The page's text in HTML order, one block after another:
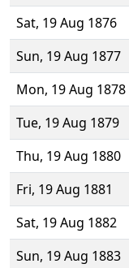
Sat, 19 Aug 1876
Sun, 19 Aug 1877
Mon, 19 Aug 1878
Tue, 19 Aug 1879
Thu, 19 Aug 1880
Fri, 19 Aug 1881
Sat, 19 Aug 1882
Sun, 19 Aug 1883